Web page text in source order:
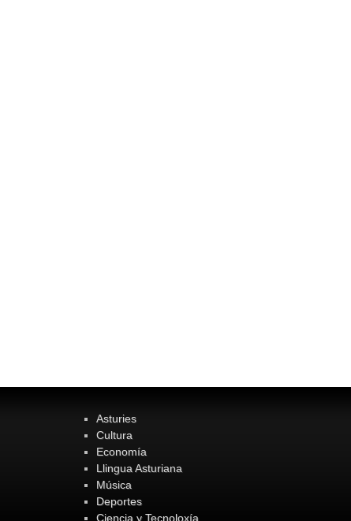
Asturies
Cultura
Economía
Llingua Asturiana
Música
Deportes
Ciencia y Tecnoloxía